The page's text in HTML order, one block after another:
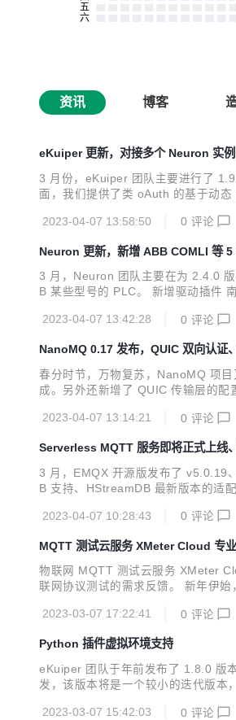
资讯 博客
eKuiper 更新，对接多个 Neuron 实
3 月份，eKuiper 团队主要进行了
面，我们提供了类 oAuth 的基于动
2023-04-07 13:58:50
0 评论
Neuron 更新，新增 ABB COMLI 等 5
3 月，Neuron 团队主要在为 2.4.0
B 某些型号的 PLC。 新增驱动插件
2023-04-07 13:42:28
0 评论
NanoMQ 0.17 发布，QUIC 双向认证
春分时节，万物复苏，NanoMQ 项
成。另外还新增了 QUIC 传输层的
2023-04-07 13:14:21
0 评论
Serverless MQTT 服务即将正式上线
3 月，EMQX 开源版发布了 v5.0.19
B 支持、HStreamDB 最新版本的适
2023-04-07 10:28:43
0 评论
MQTT 测试云服务 XMeter Cloud 专
物联网 MQTT 测试云服务 XMeter
联网协议测试的需求反馈。 新年伊
2023-03-07 17:22:41
0 评论
Python 插件虚拟环境支持
eKuiper 团队于年前发布了 1.8.0 版
发，该版本将是一个较小的迭代版本
2023-03-07 15:42:03
0 评论